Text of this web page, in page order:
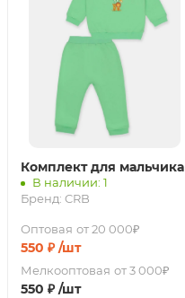
Комплект для мальчика
В наличии: 1
Бренд: CRB
Оптовая от 20 000₽
550 ₽ /шт
Мелкооптовая от 3 000₽
550 ₽ /шт